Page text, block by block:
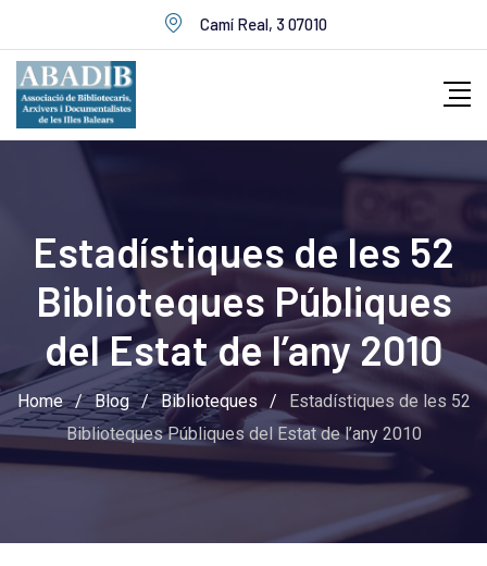
to
content
Camí Real, 3 07010
Estadístiques de les 52
Biblioteques Públiques
del Estat de l’any 2010
Home / Blog / Biblioteques /
Estadístiques de les 52
Biblioteques Públiques del Estat de l’any 2010